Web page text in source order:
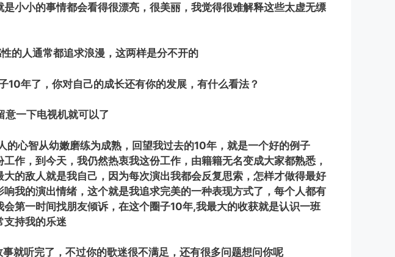
小小的事情都会看得很漂亮，很美丽，我觉得很难解释这些太虚无缥
的人通常都追求浪漫，这两样是分不开的
10年了，你对自己的成长还有你的发展，有什么看法？
一下电视机就可以了
心智从幼嫩磨练为成熟，回望我过去的10年，就是一个好的例子
作，到今天，我仍然热衷我这份工作，由籍籍无名变成大家都熟悉，
的敌人就是我自己，因为每次演出我都会反复思索，怎样才做得最好
我的演出情绪，这个就是我追求完美的一种表现方式了，每个人都有
第一时间找朋友倾诉，在这个圈子10年,我最大的收获就是认识一班
支持我的乐迷
就听完了，不过你的歌迷很不满足，还有很多问题想问你呢